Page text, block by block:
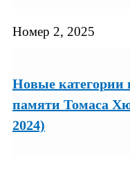
Номер 2, 2025
Новые категории
памяти Томаса
2024)